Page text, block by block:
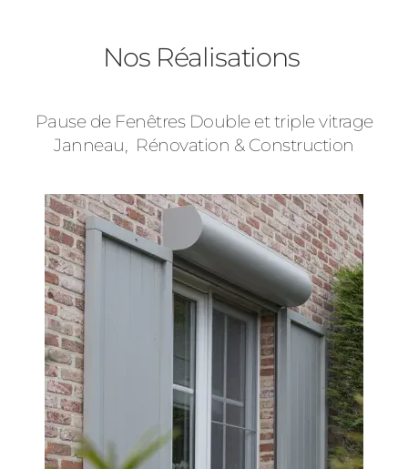
Type de logement
Appartement
Autre
Vos disponibilités
Nos Réalisations
Pause de Fenêtres Double et triple vitrage
Janneau, Rénovation & Construction